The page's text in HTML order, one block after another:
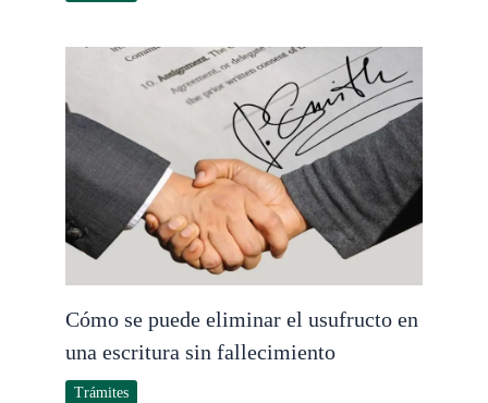
Cómo se puede eliminar el usufructo en
una escritura sin fallecimiento
Trámites